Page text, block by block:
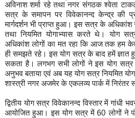
अविनाश शर्मा रहे तथा नगर संगठक श्वेता
सत्र के समापन पर विवेकानन्द केन्द्र की
मार्गदर्शन भी प्राप्त हुआ। इस सत्र के
तथा नियमित योगाभ्यास करते थे। योग
अधिकांश लोगों का मत रहा कि आज तक हम
ही समझते रहे। इस योग सत्र के बाद हमें ज्ञात
सकता है। लगभग सभी लोगों ने इस योग
अनुभव बताया एवं अब यह योग सत्र नियमित योग
शास्त्री नगर अजमेर के एकलव्य पार्क में निरंतर
द्वितीय योग सत्र विवेकानन्द विस्तार में गांधी
आयोजित हुआ। इस योग सत्र में 60 लोगों ने